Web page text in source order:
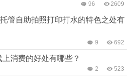
2609
96
管自助拍照打印打水的特色之处有
692
9
消费的好处有哪些？
523
2